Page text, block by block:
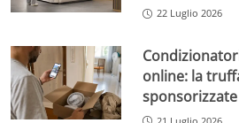
22 Luglio 2026
online: la
sponsorizzate